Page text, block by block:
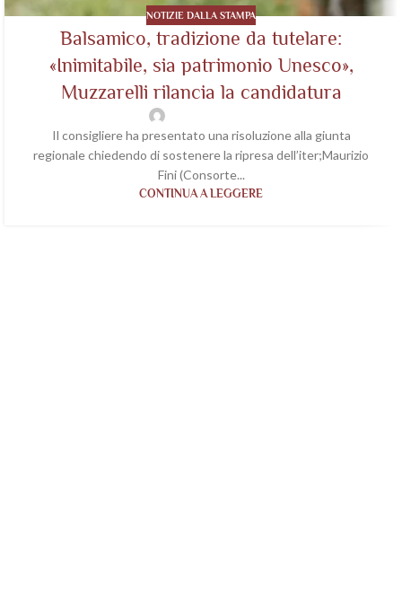
NOTIZIE DALLA STAMPA
Balsamico, tradizione da tutelare:
«Inimitabile, sia patrimonio Unesco»,
Muzzarelli rilancia la candidatura
wp-acetaiavaleri
Il consigliere ha presentato una risoluzione alla giunta
regionale chiedendo di sostenere la ripresa dell’iter;Maurizio
Fini (Consorte...
CONTINUA A LEGGERE